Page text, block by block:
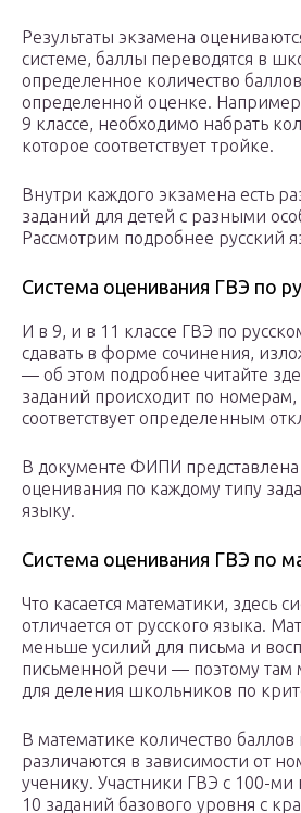
Результаты экзамена
системе, баллы переводятся в
определенное количество баллов
определенной оценке.
9 классе, необходимо набрать
которое соответствует тройке.
Внутри каждого экзамена есть
заданий для детей с разными
Рассмотрим подробнее русский
Система оценивания ГВЭ по
И в 9, и в 11 классе ГВЭ по
сдавать в форме сочинения,
— об этом подробнее читайте
заданий происходит по
соответствует определенным
В документе ФИПИ
оценивания по каждому типу
языку.
Система оценивания ГВЭ по
Что касается математики, здесь
отличается от русского языка.
меньше усилий для письма и
письменной речи — поэтому
для деления школьников по
В математике количество баллов
различаются в зависимости от
ученику. Участники ГВЭ с 100-
10 заданий базового уровня с